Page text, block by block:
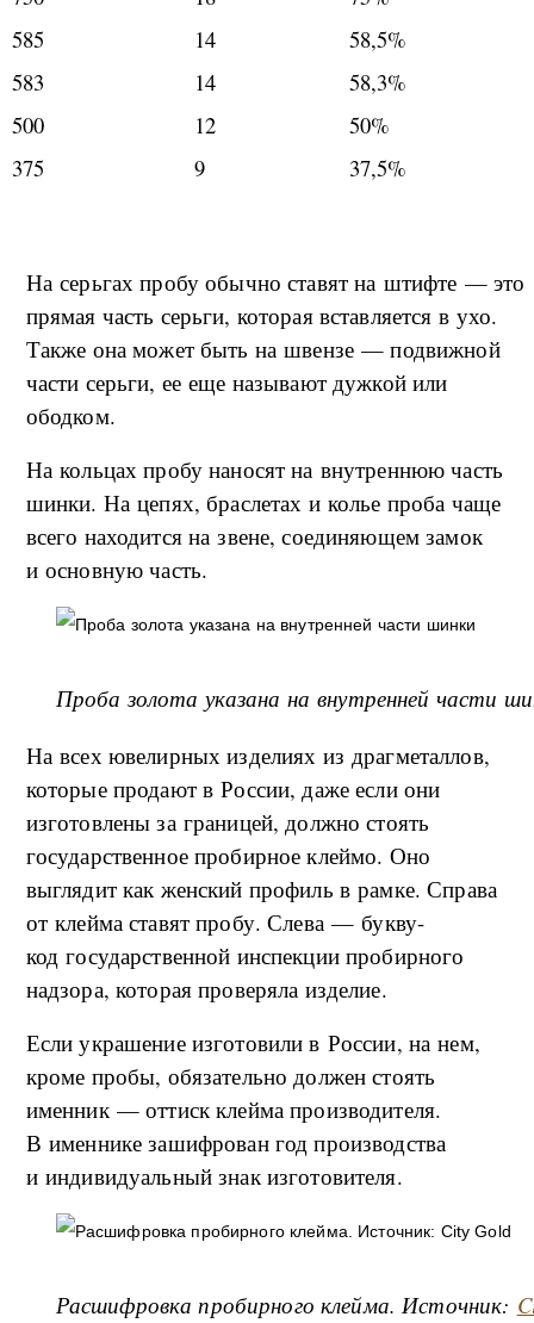
585
14
58,5%
583
14
58,3%
500
12
50%
375
9 37,5%
На серьгах пробу обычно ставят на штифте — это
прямая часть серьги, которая вставляется в ухо.
Также она может быть на швензе — подвижной
части серьги, ее еще называют дужкой или
ободком.
На кольцах пробу наносят на внутреннюю часть
шинки. На цепях, браслетах и колье проба чаще
всего находится на звене, соединяющем замок
и основную часть.
Проба золота указана на внутренней части
На всех ювелирных изделиях из драгметаллов,
которые продают в России, даже если они
изготовлены за границей, должно стоять
государственное пробирное клеймо. Оно
выглядит как женский профиль в рамке. Справа
от клейма ставят пробу. Слева — букву-
код государственной инспекции пробирного
надзора, которая проверяла изделие.
Если украшение изготовили в России, на нем,
кроме пробы, обязательно должен стоять
именник — оттиск клейма производителя.
В именнике зашифрован год производства
и индивидуальный знак изготовителя.
Расшифровка пробирного клейма. Источник: